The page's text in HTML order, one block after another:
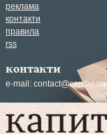
реклама
контакти
правила
rss
контакти
e-mail: contact@capital.ua